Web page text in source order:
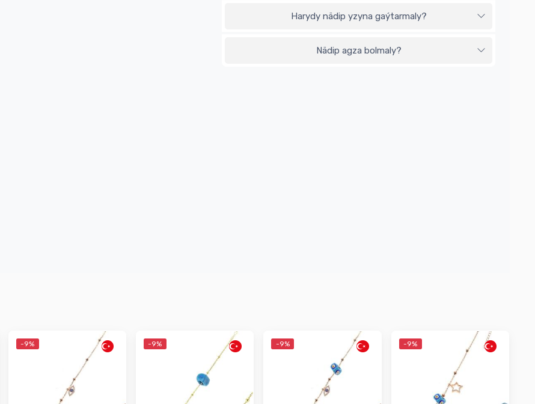
Harydy nädip yzyna gaýtarmaly?
Nädip agza bolmaly?
-9% -9% -9% -9%